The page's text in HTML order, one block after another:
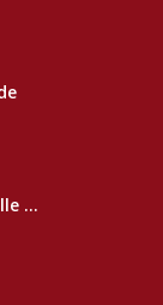
...